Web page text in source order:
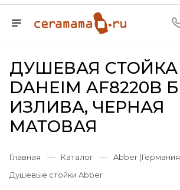
ДУШЕВАЯ СТОЙКА
DAHEIM AF8220B
ИЗЛИВА, ЧЕРНАЯ
МАТОВАЯ
Главная — Каталог — Abber
Душевые стойки Abber